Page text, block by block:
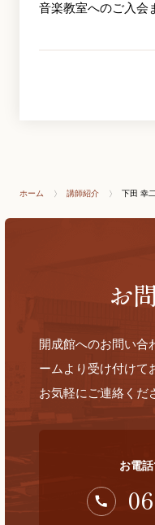
音楽教室へのご入会
ホーム 講師紹介 下田 幸
お
開成館へのお問い合
ームより受け付けて
お気軽にご連絡くだ
お電